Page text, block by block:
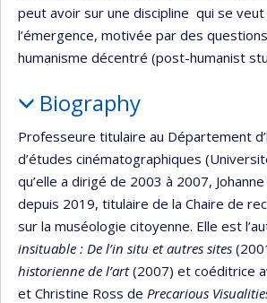
peut avoir sur une discipline qui se veut
l’émergence, motivée par des
humanisme décentré (post-humanist
Biography
Professeure titulaire au Département
d’études cinématographiques
qu’elle a dirigé de 2003 à 2007,
depuis 2019, titulaire de la Chaire de
sur la muséologie citoyenne. Elle est
insituable : De l’in situ et autres sites
historienne de l’art(2007) et coéditrice
et Christine Ross de Precarious